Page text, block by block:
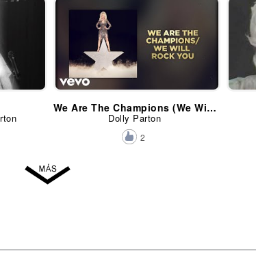
We Are The Champions (We Will Rock You)
Dolly Parton
2